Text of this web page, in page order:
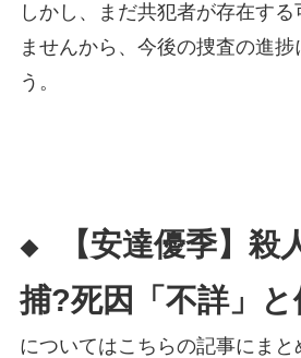
しかし、まだ共犯者が存在す
ませんから、今後の捜査の進捗
う。
◆
【安達優季】殺
捕?死因「不詳」
についてはこちらの記事にま